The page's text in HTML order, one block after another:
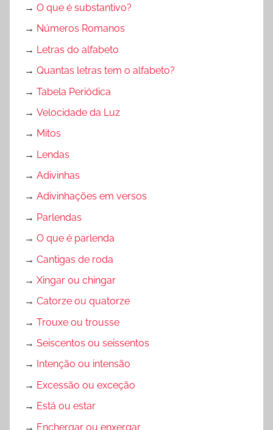
S
N
a
→ O que é substantivo?
→ Números Romanos
→ Letras do alfabeto
→ Quantas letras tem o alfabeto?
→ Tabela Periódica
→ Velocidade da Luz
→ Mitos
→ Lendas
→ Adivinhas
→ Adivinhações em versos
→ Parlendas
→ O que é parlenda
→ Cantigas de roda
→ Xingar ou chingar
→ Catorze ou quatorze
→ Trouxe ou trousse
→ Seiscentos ou seissentos
→
Intenção ou intensão
→ Excessão ou exceção
→ Está ou estar
→ Enchergar ou enxergar